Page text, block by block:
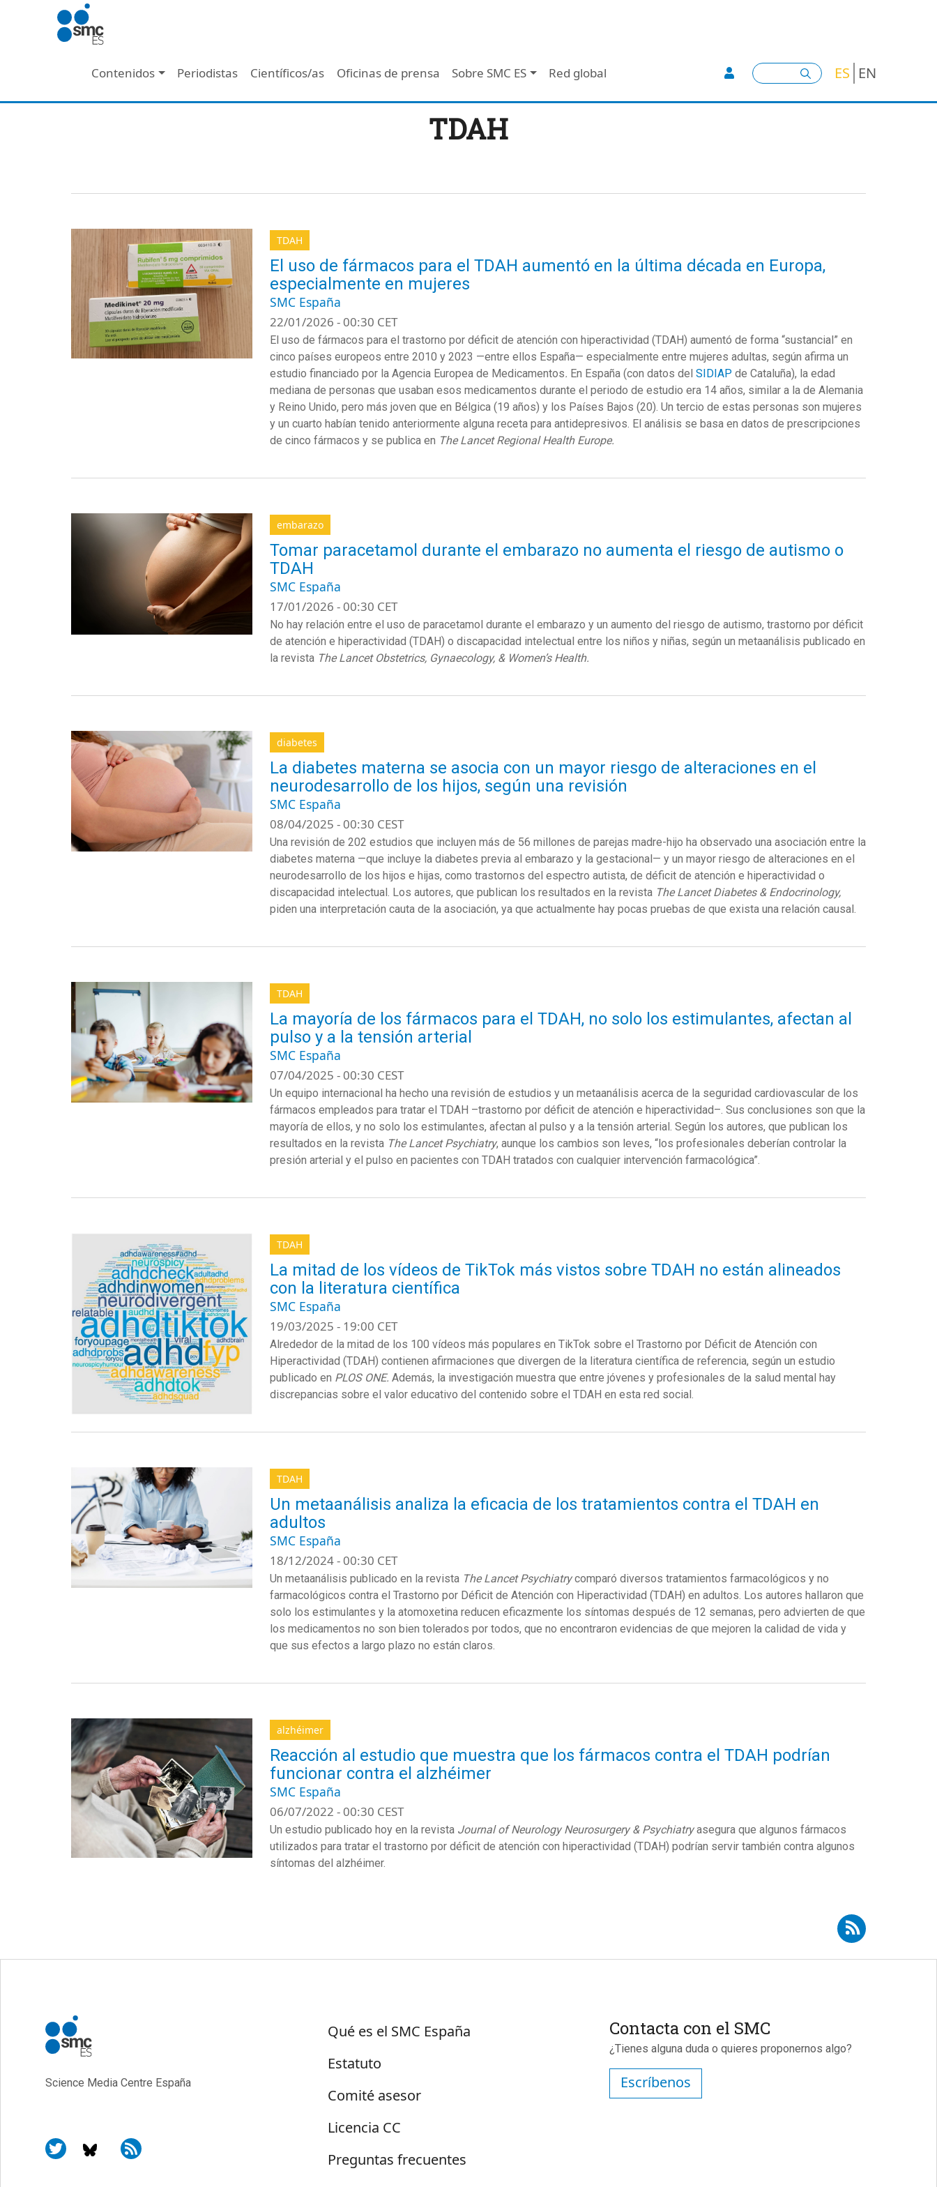
Pasar al contenido principal
Navegación principal - Header
Contenidos Periodistas Científicos/as Oficinas de prensa Sobre SMC ES Red global User account menu
Buscar ES EN
TDAH
TDAH
El uso de fármacos para el TDAH aumentó en la última década en Europa,
especialmente en mujeres
SMC España
22/01/2026 - 00:30 CET
El uso de fármacos para el trastorno por déficit de atención con hiperactividad (TDAH) aumentó de forma “sustancial” en
cinco países europeos entre 2010 y 2023 —entre ellos España— especialmente entre mujeres adultas, según afirma un
estudio financiado por la Agencia Europea de Medicamentos. En España (con datos del SIDIAP de Cataluña), la edad
mediana de personas que usaban esos medicamentos durante el periodo de estudio era 14 años, similar a la de Alemania
y Reino Unido, pero más joven que en Bélgica (19 años) y los Países Bajos (20). Un tercio de estas personas son mujeres
y un cuarto habían tenido anteriormente alguna receta para antidepresivos. El análisis se basa en datos de prescripciones
de cinco fármacos y se publica en The Lancet Regional Health Europe.
embarazo
Tomar paracetamol durante el embarazo no aumenta el riesgo de autismo o
TDAH
SMC España
17/01/2026 - 00:30 CET
No hay relación entre el uso de paracetamol durante el embarazo y un aumento del riesgo de autismo, trastorno por déficit
de atención e hiperactividad (TDAH) o discapacidad intelectual entre los niños y niñas, según un metaanálisis publicado en
la revista The Lancet Obstetrics, Gynaecology, & Women’s Health.
diabetes
La diabetes materna se asocia con un mayor riesgo de alteraciones en el
neurodesarrollo de los hijos, según una revisión
SMC España
08/04/2025 - 00:30 CEST
Una revisión de 202 estudios que incluyen más de 56 millones de parejas madre-hijo ha observado una asociación entre la
diabetes materna —que incluye la diabetes previa al embarazo y la gestacional— y un mayor riesgo de alteraciones en el
neurodesarrollo de los hijos e hijas, como trastornos del espectro autista, de déficit de atención e hiperactividad o
discapacidad intelectual. Los autores, que publican los resultados en la revista The Lancet Diabetes & Endocrinology,
piden una interpretación cauta de la asociación, ya que actualmente hay pocas pruebas de que exista una relación causal.
TDAH
La mayoría de los fármacos para el TDAH, no solo los estimulantes, afectan al
pulso y a la tensión arterial
SMC España
07/04/2025 - 00:30 CEST
Un equipo internacional ha hecho una revisión de estudios y un metaanálisis acerca de la seguridad cardiovascular de los
fármacos empleados para tratar el TDAH –trastorno por déficit de atención e hiperactividad–. Sus conclusiones son que la
mayoría de ellos, y no solo los estimulantes, afectan al pulso y a la tensión arterial. Según los autores, que publican los
resultados en la revista The Lancet Psychiatry, aunque los cambios son leves, “los profesionales deberían controlar la
presión arterial y el pulso en pacientes con TDAH tratados con cualquier intervención farmacológica”.
TDAH
La mitad de los vídeos de TikTok más vistos sobre TDAH no están alineados
con la literatura científica
SMC España
19/03/2025 - 19:00 CET
Alrededor de la mitad de los 100 vídeos más populares en TikTok sobre el Trastorno por Déficit de Atención con
Hiperactividad (TDAH) contienen afirmaciones que divergen de la literatura científica de referencia, según un estudio
publicado en PLOS ONE. Además, la investigación muestra que entre jóvenes y profesionales de la salud mental hay
discrepancias sobre el valor educativo del contenido sobre el TDAH en esta red social.
TDAH
Un metaanálisis analiza la eficacia de los tratamientos contra el TDAH en
adultos
SMC España
18/12/2024 - 00:30 CET
Un metaanálisis publicado en la revista The Lancet Psychiatrycomparó diversos tratamientos farmacológicos y no
farmacológicos contra el Trastorno por Déficit de Atención con Hiperactividad (TDAH) en adultos. Los autores hallaron que
solo los estimulantes y la atomoxetina reducen eficazmente los síntomas después de 12 semanas, pero advierten de que
los medicamentos no son bien tolerados por todos, que no encontraron evidencias de que mejoren la calidad de vida y
que sus efectos a largo plazo no están claros.
alzhéimer
Reacción al estudio que muestra que los fármacos contra el TDAH podrían
funcionar contra el alzhéimer
SMC España
06/07/2022 - 00:30 CEST
Un estudio publicado hoy en la revista Journal of Neurology Neurosurgery & Psychiatryasegura que algunos fármacos
utilizados para tratar el trastorno por déficit de atención con hiperactividad (TDAH) podrían servir también contra algunos
síntomas del alzhéimer.
Suscribirse a RSS - TDAH
Science Media Centre España
Sobre SMC España
Qué es el SMC España
Estatuto
Comité asesor
Licencia CC
Preguntas frecuentes
Contacta con el SMC
¿Tienes alguna duda o quieres proponernos algo?
Escríbenos